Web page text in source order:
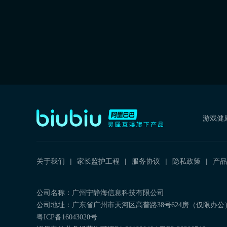
游戏健
关于我们 家长监护工程 服务协议 隐私政策 产
公司名称：广州宁静海信息科技有限公司
公司地址：广东省广州市天河区高普路38号624房（仅限办公
粤ICP备16043020号